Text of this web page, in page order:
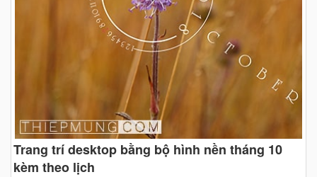
Trang trí desktop bằng bộ hình nền tháng 10
kèm theo lịch